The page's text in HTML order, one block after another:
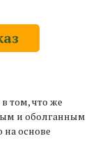
том, что же
и оболганным
на основе